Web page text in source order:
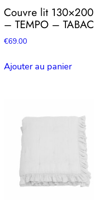
Couvre lit 130×200
– TEMPO – TABAC
€69.00
Ajouter au panier